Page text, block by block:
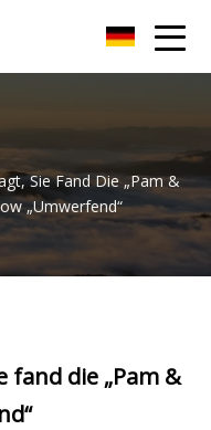
Sie Fand Die „Pam &
„umwerfend“
fand die „Pam &